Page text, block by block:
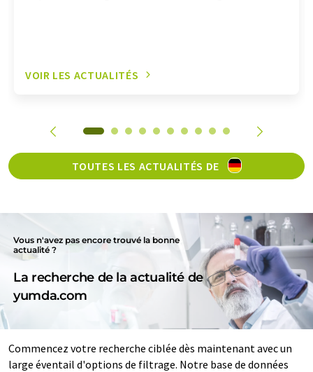
VOIR LES ACTUALITÉS
TOUTES LES ACTUALITÉS DE
Vous n'avez pas encore trouvé la bonne
actualité ?
La recherche de la actualité de
yumda.com
Commencez votre recherche ciblée dès maintenant avec un
large éventail d'options de filtrage. Notre base de données